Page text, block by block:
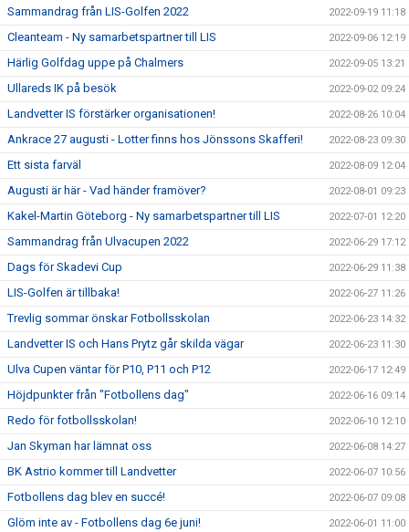
Sammandrag från LIS-Golfen 2022 2022-09-19 11:18
Cleanteam - Ny samarbetspartner till LIS 2022-09-06 12:19
Härlig Golfdag uppe på Chalmers 2022-09-05 13:21
Ullareds IK på besök 2022-09-02 09:24
Landvetter IS förstärker organisationen! 2022-08-26 10:04
Ankrace 27 augusti - Lotter finns hos Jönssons Skafferi! 2022-08-23 09:30
Ett sista farväl 2022-08-09 12:04
Augusti är här - Vad händer framöver? 2022-08-01 09:23
Kakel-Martin Göteborg - Ny samarbetspartner till LIS 2022-07-01 12:20
Sammandrag från Ulvacupen 2022 2022-06-29 17:12
Dags för Skadevi Cup 2022-06-29 11:38
LIS-Golfen är tillbaka! 2022-06-27 11:26
Trevlig sommar önskar Fotbollsskolan 2022-06-23 14:32
Landvetter IS och Hans Prytz går skilda vägar 2022-06-23 11:30
Ulva Cupen väntar för P10, P11 och P12 2022-06-17 12:49
Höjdpunkter från "Fotbollens dag" 2022-06-16 09:14
Redo för fotbollsskolan! 2022-06-10 12:10
Jan Skyman har lämnat oss 2022-06-08 14:27
BK Astrio kommer till Landvetter 2022-06-07 10:56
Fotbollens dag blev en succé! 2022-06-07 09:08
Glöm inte av - Fotbollens dag 6e juni! 2022-06-01 11:00